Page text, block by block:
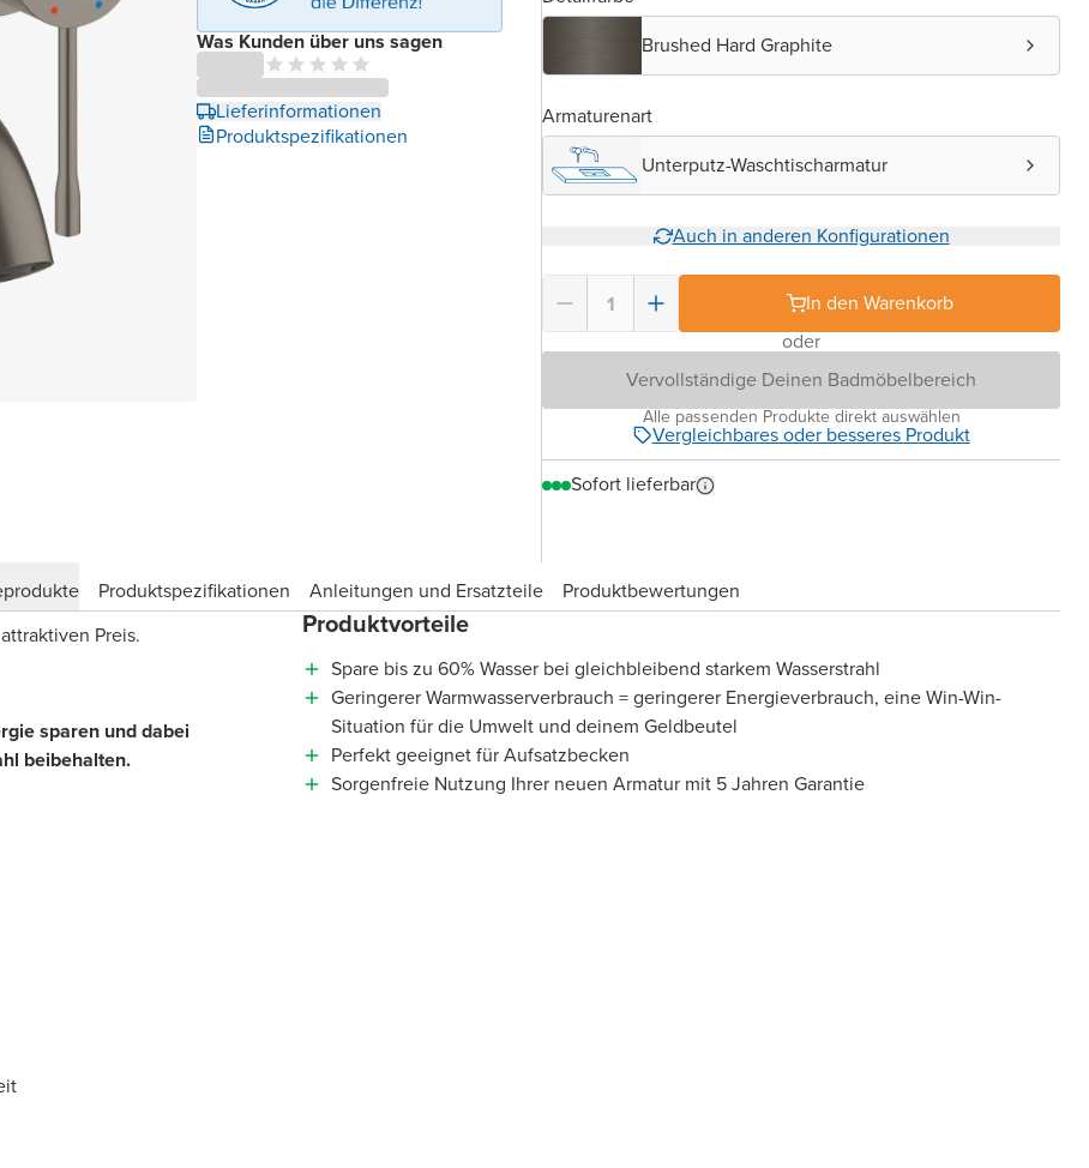
Was Kunden über uns sagen
Lieferinformationen
Produktspezifikationen
Brushed Hard Graphite
Armaturenart
Unterputz-Waschtischarmatur
Auch in anderen Konfigurationen
In den Warenkorb
oder
Vervollständige Deinen Badmöbelbereich
Alle passenden Produkte direkt auswählen
Vergleichbares oder besseres Produkt
Sofort lieferbar
Produktspezifikationen Anleitungen und Ersatzteile
Produktbewertungen
Preis.
sparen und dabei
beibehalten.
Produktvorteile
Spare bis zu 60% Wasser bei gleichbleibend starkem Wasserstrahl
Geringerer Warmwasserverbrauch = geringerer Energieverbrauch, eine Win-Win-
Situation für die Umwelt und deinem Geldbeutel
Perfekt geeignet für Aufsatzbecken
Sorgenfreie Nutzung Ihrer neuen Armatur mit 5 Jahren Garantie